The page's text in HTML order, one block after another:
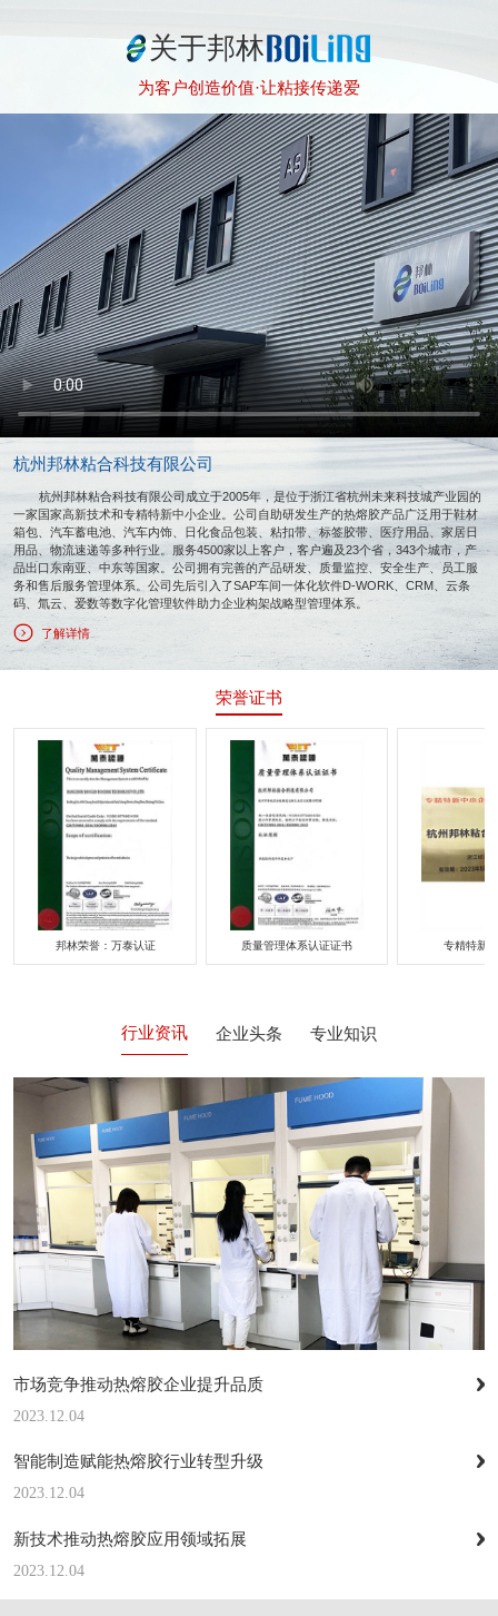
关于邦林
为客户创造价值·让粘接传递爱
杭州邦林粘合科技有限公司
杭州邦林粘合科技有限公司成立于2005年，是位于浙江省杭州未来科技城产业园的
一家国家高新技术和专精特新中小企业。公司自助研发生产的热熔胶产品广泛用于鞋材
箱包、汽车蓄电池、汽车内饰、日化食品包装、粘扣带、标签胶带、医疗用品、家居日
用品、物流速递等多种行业。服务4500家以上客户，客户遍及23个省，343个城市，产
品出口东南亚、中东等国家。公司拥有完善的产品研发、质量监控、安全生产、员工服
务和售后服务管理体系。公司先后引入了SAP车间一体化软件D-WORK、CRM、云条
码、氚云、爱数等数字化管理软件助力企业构架战略型管理体系。
了解详情
荣誉证书
万泰认证 质量管理体系认证证书 专精特新中小企业
行业资讯 企业头条 专业知识
市场竞争推动热熔胶企业提升品质
2023.12.04
智能制造赋能热熔胶行业转型升级
2023.12.04
新技术推动热熔胶应用领域拓展
2023.12.04